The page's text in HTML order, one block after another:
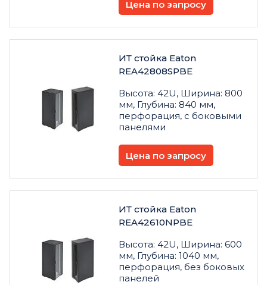
Цена по запросу
ИТ стойка Eaton
REA42808SPBE
Высота: 42U, Ширина: 800
мм, Глубина: 840 мм,
перфорация, с боковыми
панелями
Цена по запросу
ИТ стойка Eaton
REA42610NPBE
Высота: 42U, Ширина: 600
мм, Глубина: 1040 мм,
перфорация, без боковых
панелей